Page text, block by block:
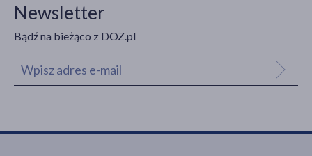
Newsletter
Bądź na bieżąco z DOZ.pl